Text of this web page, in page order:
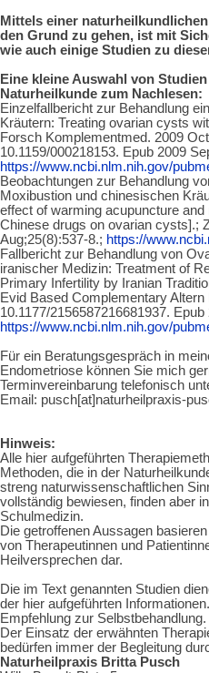
Mittels einer
den Grund zu gehen, ist mit
wie auch einige Studien zu
Eine kleine Auswahl von
Naturheilkunde zum Nachlesen:
Einzelfallbericht zur Behandlung
Kräutern: Treating ovarian cysts
Forsch Komplementmed. 2009
10.1159/000218153. Epub 2009
https://www.ncbi.nlm.nih.gov/
Beobachtungen zur Behandlung
Moxibustion und chinesischen
effect of warming acupuncture
Chinese drugs on ovarian cysts].;
Aug;25(8):537-8.; https://
Fallbericht zur Behandlung von
iranischer Medizin: Treatment of
Primary Infertility by Iranian
Evid Based Complementary Altern
10.1177/2156587216681937.
https://www.ncbi.nlm.nih.gov/
Für ein Beratungsgespräch in
Endometriose können Sie mich
Terminvereinbarung telefonisch
Email: pusch[at]naturheilpraxis-
Hinweis:
Alle hier aufgeführten
Methoden, die in der
streng naturwissenschaftlichen
vollständig bewiesen, finden aber
Schulmedizin.
Die getroffenen Aussagen
von Therapeutinnen und
Heilversprechen dar.
Die im Text genannten Studien
der hier aufgeführten
Empfehlung zur Selbstbehandlung.
Der Einsatz der erwähnten
bedürfen immer der Begleitung
Naturheilpraxis Britta Pusch